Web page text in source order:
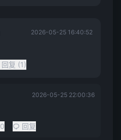
2026-05-25 16:40:52
回复 (1)
2026-05-25 22:00:36
0 回复